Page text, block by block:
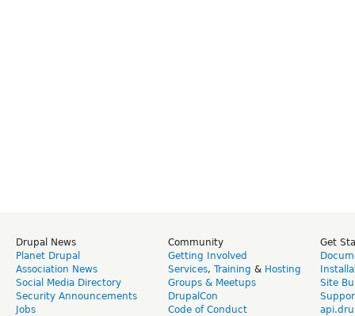
Drupal News
Planet Drupal
Association News
Social Media Directory
Security Announcements
Jobs
Community
Getting Involved
Services, Training & Hosting
Groups & Meetups
DrupalCon
Code of Conduct
Get
Site